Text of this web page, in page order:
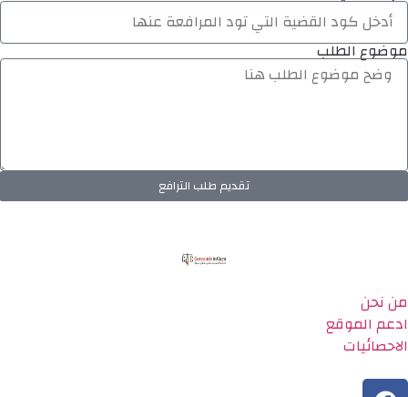
موضوع الطلب
تقديم طلب الترافع
من نحن
ادعم الموقع
الاحصائيات